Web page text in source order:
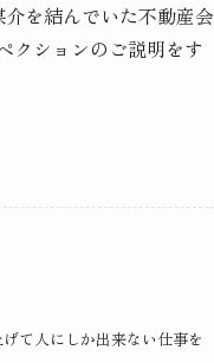
を結んでいた不動産会
クションのご説明をす
て人にしか出来ない仕事を